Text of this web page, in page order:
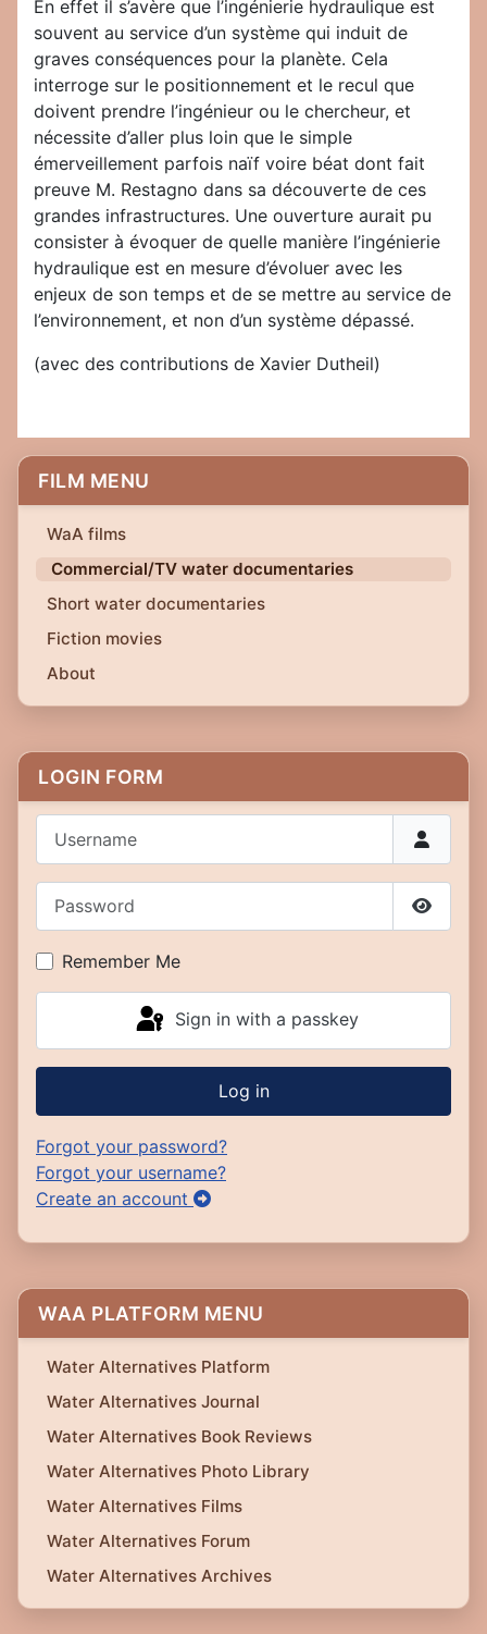
FILM MENU
WaA films
Commercial/TV water documentaries
Short water documentaries
Fiction movies
About
LOGIN FORM
Show
Remember Me
Sign in with a passkey
Log in
Forgot your password?
Forgot your username?
Create an account
WAA PLATFORM MENU
Water Alternatives Platform
Water Alternatives Journal
Water Alternatives Book Reviews
Water Alternatives Photo Library
Water Alternatives Films
Water Alternatives Forum
Water Alternatives Archives
En effet il s’avère que l’ingénierie hydraulique est
souvent au service d’un système qui induit de
graves conséquences pour la planète. Cela
interroge sur le positionnement et le recul que
doivent prendre l’ingénieur ou le chercheur, et
nécessite d’aller plus loin que le simple
émerveillement parfois naïf voire béat dont fait
preuve M. Restagno dans sa découverte de ces
grandes infrastructures. Une ouverture aurait pu
consister à évoquer de quelle manière l’ingénierie
hydraulique est en mesure d’évoluer avec les
enjeux de son temps et de se mettre au service de
l’environnement, et non d’un système dépassé.
(avec des contributions de Xavier Dutheil)